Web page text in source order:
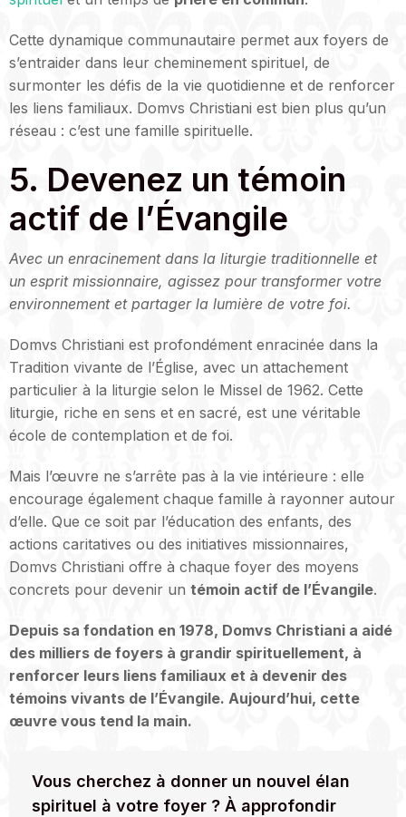
Cette dynamique communautaire permet aux foyers de
s’entraider dans leur cheminement spirituel, de
surmonter les défis de la vie quotidienne et de renforcer
les liens familiaux. Domvs Christiani est bien plus qu’un
réseau : c’est une famille spirituelle.
5. Devenez un témoin
actif de l’Évangile
Avec un enracinement dans la liturgie traditionnelle et
un esprit missionnaire, agissez pour transformer votre
environnement et partager la lumière de votre foi.
Domvs Christiani est profondément enracinée dans la
Tradition vivante de l’Église, avec un attachement
particulier à la liturgie selon le Missel de 1962. Cette
liturgie, riche en sens et en sacré, est une véritable
école de contemplation et de foi.
Mais l’œuvre ne s’arrête pas à la vie intérieure : elle
encourage également chaque famille à rayonner autour
d’elle. Que ce soit par l’éducation des enfants, des
actions caritatives ou des initiatives missionnaires,
Domvs Christiani offre à chaque foyer des moyens
concrets pour devenir un témoin actif de l’Évangile.
Depuis sa fondation en 1978, Domvs Christiani a aidé
des milliers de foyers à grandir spirituellement, à
renforcer leurs liens familiaux et à devenir des
témoins vivants de l’Évangile. Aujourd’hui, cette
œuvre vous tend la main.
Vous cherchez à donner un nouvel élan
spirituel à votre foyer ? À approfondir